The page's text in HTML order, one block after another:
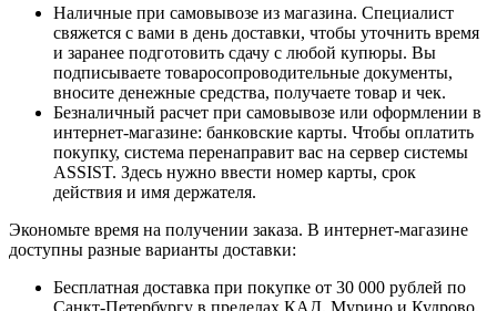
Наличные при самовывозе из магазина. Специалист
свяжется с вами в день доставки, чтобы уточнить время
и заранее подготовить сдачу с любой купюры. Вы
подписываете товаросопроводительные документы,
вносите денежные средства, получаете товар и чек.
Безналичный расчет при самовывозе или оформлении в
интернет-магазине: банковские карты. Чтобы оплатить
покупку, система перенаправит вас на сервер системы
ASSIST. Здесь нужно ввести номер карты, срок
действия и имя держателя.
Экономьте время на получении заказа. В интернет-магазине
доступны разные варианты доставки:
Бесплатная доставка при покупке от 30 000 рублей по
Санкт-Петербургу в пределах КАД, Мурино и Кудрово.